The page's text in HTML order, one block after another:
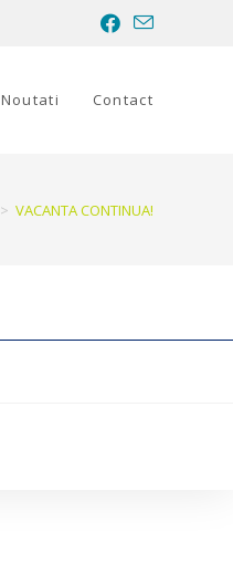
Noutati Contact
> VACANTA CONTINUA!